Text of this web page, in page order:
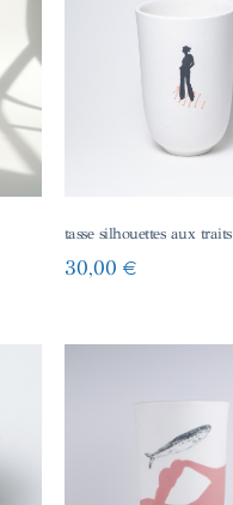
tasse silhouettes aux traits
30,00 €